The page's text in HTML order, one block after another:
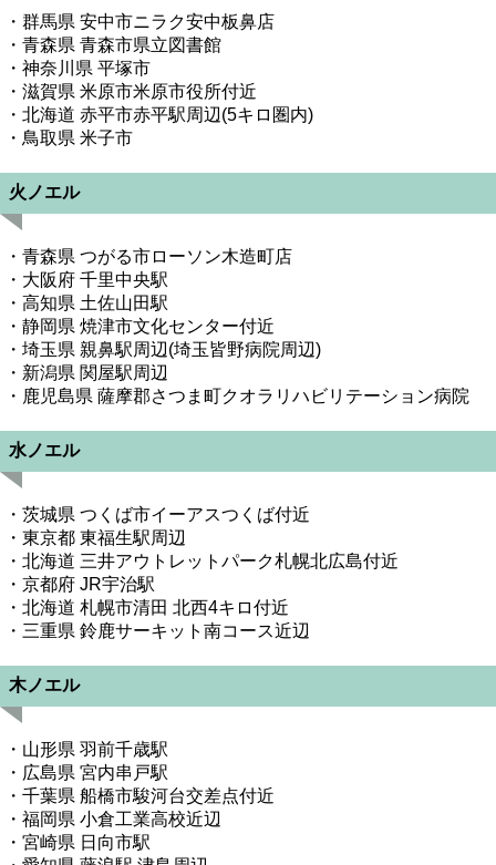
・群馬県 安中市ニラク安中板鼻店
・青森県 青森市県立図書館
・神奈川県 平塚市
・滋賀県 米原市米原市役所付近
・北海道 赤平市赤平駅周辺(5キロ圏内)
・鳥取県 米子市
火ノエル
・青森県 つがる市ローソン木造町店
・大阪府 千里中央駅
・高知県 土佐山田駅
・静岡県 焼津市文化センター付近
・埼玉県 親鼻駅周辺(埼玉皆野病院周辺)
・新潟県 関屋駅周辺
・鹿児島県 薩摩郡さつま町クオラリハビリテーション病院
水ノエル
・茨城県 つくば市イーアスつくば付近
・東京都 東福生駅周辺
・北海道 三井アウトレットパーク札幌北広島付近
・京都府 JR宇治駅
・北海道 札幌市清田 北西4キロ付近
・三重県 鈴鹿サーキット南コース近辺
木ノエル
・山形県 羽前千歳駅
・広島県 宮内串戸駅
・千葉県 船橋市駿河台交差点付近
・福岡県 小倉工業高校近辺
・宮崎県 日向市駅